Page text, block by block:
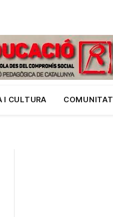
I CULTURA COMUNITAT